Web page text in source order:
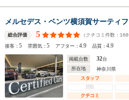
メルセデス・ベンツ横須賀サーティ
総合評価 5 （クチコミ件数： 168
接客：5 雰囲気：5 アフター：4.9 品質：4.9
掲載台数 32台
所在地
神奈川県
スタッフ
買取
クチコミ